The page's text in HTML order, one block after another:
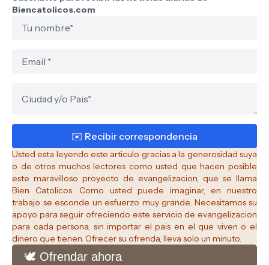
Biencatolicos.com
Usted esta leyendo este articulo gracias a la generosidad suya
o de otros muchos lectores como usted que hacen posible
este maravilloso proyecto de evangelizacion, que se llama
Bien Catolicos.Como usted puede imaginar, en nuestro
trabajo se esconde un esfuerzo muy grande. Necesitamos su
apoyo para seguir ofreciendo este servicio de evangelizacion
para cada persona, sin importar el pais en el que viven o el
dinero que tienen. Ofrecer su ofrenda, lleva solo un minuto.
🕊️ Ofrendar ahora